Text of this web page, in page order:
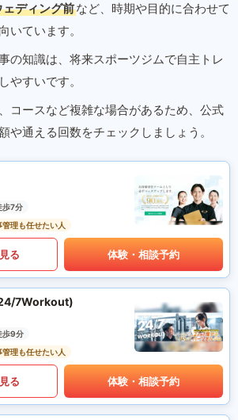
ェディング前など、時期や目的に合わせて
いています。
の知識は、将来スポーツジムで自主トレ
やすいです。
コースなど複雑な場合があるため、公式
や通える回数をチェックしましょう。
歩7分
管理も任せたい人
る 体験・相談予約
7Workout)
歩9分
管理も任せたい人
る 体験・相談予約